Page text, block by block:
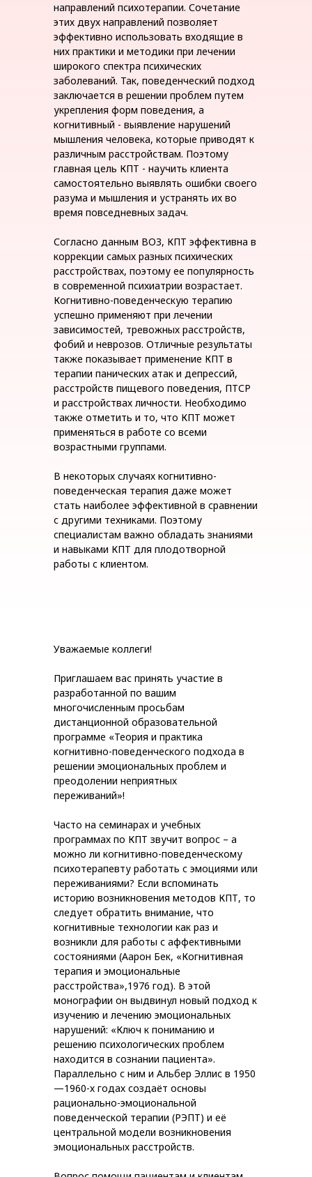
направлений психотерапии. Сочетание
этих двух направлений позволяет
эффективно использовать входящие в
них практики и методики при лечении
широкого спектра психических
заболеваний. Так, поведенческий подход
заключается в решении проблем путем
укрепления форм поведения, а
когнитивный - выявление нарушений
мышления человека, которые приводят к
различным расстройствам. Поэтому
главная цель КПТ - научить клиента
самостоятельно выявлять ошибки своего
разума и мышления и устранять их во
время повседневных задач.
Согласно данным ВОЗ, КПТ эффективна в
коррекции самых разных психических
расстройствах, поэтому ее популярность
в современной психиатрии возрастает.
Когнитивно-поведенческую терапию
успешно применяют при лечении
зависимостей, тревожных расстройств,
фобий и неврозов. Отличные результаты
также показывает применение КПТ в
терапии панических атак и депрессий,
расстройств пищевого поведения, ПТСР
и расстройствах личности. Необходимо
также отметить и то, что КПТ может
применяться в работе со всеми
возрастными группами.
В некоторых случаях когнитивно-
поведенческая терапия даже может
стать наиболее эффективной в сравнении
с другими техниками. Поэтому
специалистам важно обладать знаниями
и навыками КПТ для плодотворной
работы с клиентом.
Уважаемые коллеги!
Приглашаем вас принять участие в
разработанной по вашим
многочисленным просьбам
дистанционной образовательной
программе «Теория и практика
когнитивно-поведенческого подхода в
решении эмоциональных проблем и
преодолении неприятных
переживаний»!
Часто на семинарах и учебных
программах по КПТ звучит вопрос – а
можно ли когнитивно-поведенческому
психотерапевту работать с эмоциями или
переживаниями? Если вспоминать
историю возникновения методов КПТ, то
следует обратить внимание, что
когнитивные технологии как раз и
возникли для работы с аффективными
состояниями (Аарон Бек, «Когнитивная
терапия и эмоциональные
расстройства»,1976 год). В этой
монографии он выдвинул новый подход к
изучению и лечению эмоциональных
нарушений: «Ключ к пониманию и
решению психологических проблем
находится в сознании пациента».
Параллельно с ним и Альбер Эллис в 1950
—1960-х годах создаёт основы
рационально-эмоциональной
поведенческой терапии (РЭПТ) и её
центральной модели возникновения
эмоциональных расстройств.